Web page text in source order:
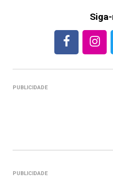
PUBLICIDADE
PUBLICIDADE